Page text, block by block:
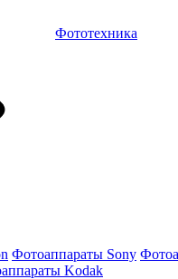
Фототехника
Фотоаппараты Sony
Kodak